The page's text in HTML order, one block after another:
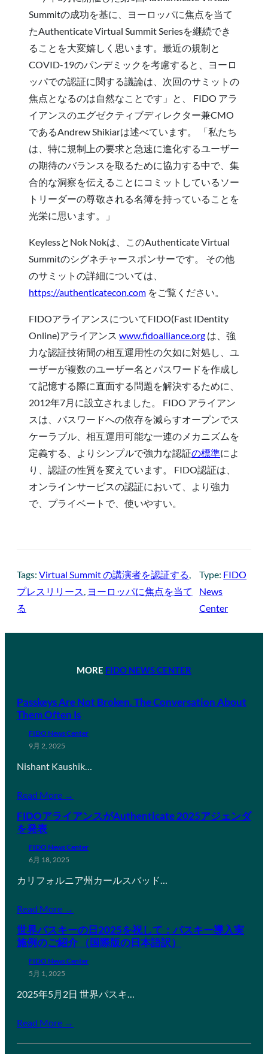
Summitの成功を基に、ヨーロッパに焦点を当て
たAuthenticate Virtual Summit Seriesを継続でき
ることを大変嬉しく思います。最近の規制と
COVID-19のパンデミックを考慮すると、ヨーロ
ッパでの認証に関する議論は、次回のサミットの
焦点となるのは自然なことです」と、 FIDO アラ
イアンスのエグゼクティブディレクター兼CMO
であるAndrew Shikiarは述べています。 「私たち
は、特に規制上の要求と急速に進化するユーザー
の期待のバランスを取るために協力する中で、集
合的な洞察を伝えることにコミットしているソー
トリーダーの尊敬される名簿を持っていることを
光栄に思います。」
KeylessとNok Nokは、このAuthenticate Virtual
Summitのシグネチャースポンサーです。 その他
のサミットの詳細については、
https://authenticatecon.com をご覧ください。
FIDOアライアンスについてFIDO(Fast IDentity
Online)アライアンス www.fidoalliance.org は、強
力な認証技術間の相互運用性の欠如に対処し、ユ
ーザーが複数のユーザー名とパスワードを作成し
て記憶する際に直面する問題を解決するために、
2012年7月に設立されました。 FIDO アライアン
スは、パスワードへの依存を減らすオープンでス
ケーラブル、相互運用可能な一連のメカニズムを
定義する、よりシンプルで強力な認証の標準によ
り、認証の性質を変えています。 FIDO認証は、
オンラインサービスの認証において、より強力
で、プライベートで、使いやすい。
Tags: Virtual Summit の講演者を認証する
プレスリリース ヨーロッパに焦点を当て
る
Type: FIDO
News
Center
MORE FIDO NEWS CENTER
Passkeys Are Not Broken. The Conversation About
Them Often Is
FIDO News Center
9月 2, 2025
Nishant Kaushik…
Read More →
FIDOアライアンスがAuthenticate 2025アジェンダ
を発表
FIDO News Center
6月 18, 2025
カリフォルニア州カールスバッド…
Read More →
世界パスキーの日2025を祝して：パスキー導入実
施例のご紹介 （国際版の日本語訳）
FIDO News Center
5月 1, 2025
2025年5月2日 世界パスキ…
Read More →